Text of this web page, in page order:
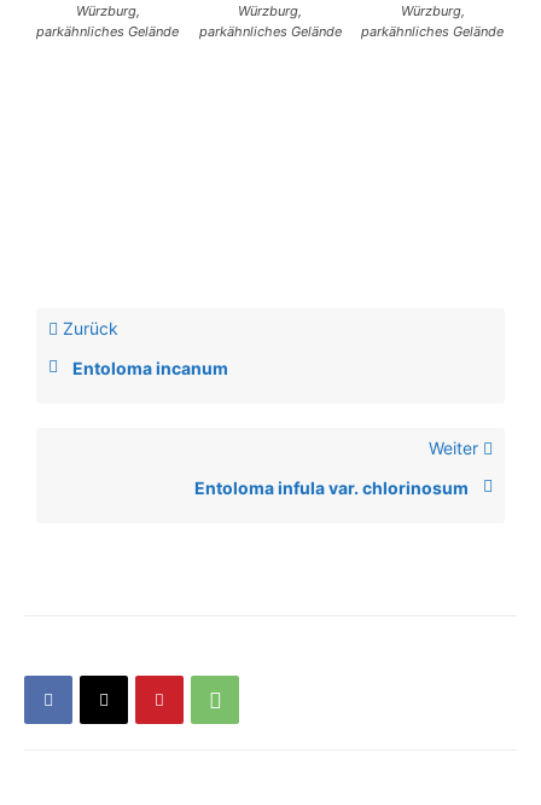
Würzburg,
parkähnliches Gelände
Würzburg,
parkähnliches Gelände
Würzburg,
parkähnliches Gelände
Zurück
Entoloma incanum
Weiter
Entoloma infula var. chlorinosum